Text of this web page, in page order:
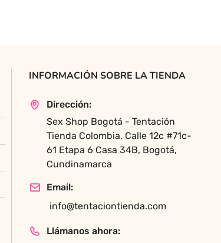
INFORMACIÓN SOBRE LA TIENDA
Dirección:
Sex Shop Bogotá - Tentación
Tienda Colombia, Calle 12c #71c-
61 Etapa 6 Casa 34B, Bogotá,
Cundinamarca
Email:
info@tentaciontienda.com
Llámanos ahora: